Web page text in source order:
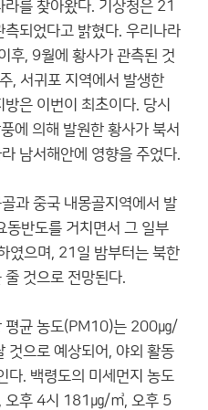
를 찾아왔다. 기상청은 21
되었다고 밝혔다. 우리나라
후, 9월에 황사가 관측된 것
, 서귀포 지역에서 발생한
은 이번이 최초이다. 당시
에 의해 발원한 황사가 북서
남서해안에 영향을 주었다.
과 중국 내몽골지역에서 발
동반도를 거치면서 그 일부
였으며, 21일 밤부터는 북한
것으로 전망된다.
평균 농도(PM10)는 200㎍/
것으로 예상되어, 야외 활동
다. 백령도의 미세먼지 농도
후 4시 181㎍/㎥, 오후 5